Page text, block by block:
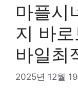
마플시
지 바
바일최
2025년 12월